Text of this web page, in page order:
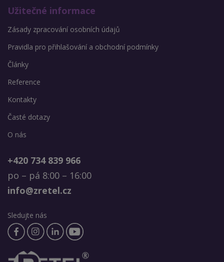
Užitečné informace
Zásady zpracování osobních údajů
Pravidla pro přihlašování a obchodní podmínky
Články
Reference
Kontakty
Časté dotazy
O nás
+420 734 839 966
po – pá 8:00 – 16:00
info@zretel.cz
Sledujte nás